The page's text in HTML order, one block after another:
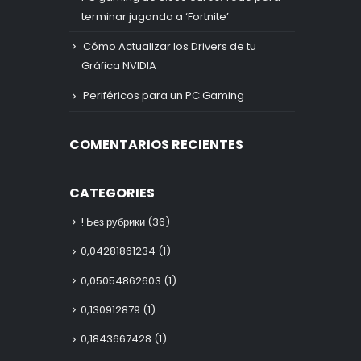
terminar jugando a ‘Fortnite’
Cómo Actualizar los Drivers de tu
Gráfica NVIDIA
Periféricos para un PC Gaming
COMENTARIOS RECIENTES
CATEGORIES
! Без рубрики (36)
0,04281861234 (1)
0,05054862603 (1)
0,130912879 (1)
0,1843667428 (1)